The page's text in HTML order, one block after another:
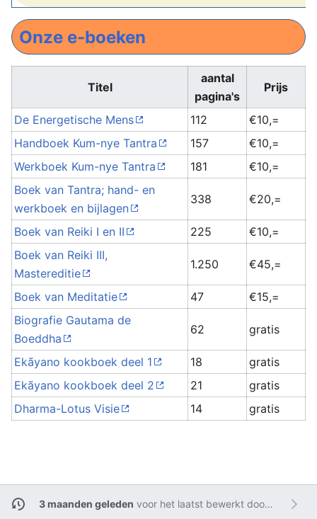
Onze e-boeken
Titel
aantal
pagina's
Prijs
De Energetische Mens 112
€10,=
Handboek Kum-nye Tantra
157
€10,=
Werkboek Kum-nye Tantra
181
€10,=
Boek van Tantra; hand- en
werkboek en bijlagen
338 €20,=
Boek van Reiki I en II 225
€10,=
Boek van Reiki III,
Mastereditie
1.250 €45,=
Boek van Meditatie 47
€15,=
Biografie Gautama de
Boeddha
62 gratis
Ekãyano kookboek deel 1 18
gratis
Ekãyano kookboek deel 2
21
gratis
Dharma-Lotus Visie
14 gratis
3 maanden geleden voor het laatst bewerkt door Admin